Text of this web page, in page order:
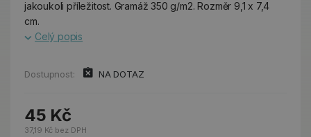
jakoukoli příležitost. Gramáž 350 g/m2. Rozměr 9,1 x 7,4
cm.
Celý popis
Dostupnost: NA DOTAZ
45 Kč
37,19 Kč bez DPH